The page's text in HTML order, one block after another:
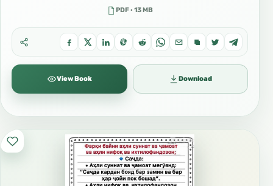
PDF · 13 MB
View Book Download